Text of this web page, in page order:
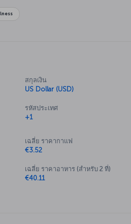
สกุลเงิน
US Dollar (USD)
รหัสประเทศ
+1
เฉลี่ย ราคากาแฟ
€3.52
เฉลี่ย ราคาอาหาร (สำหรับ 2 ที่)
€40.11